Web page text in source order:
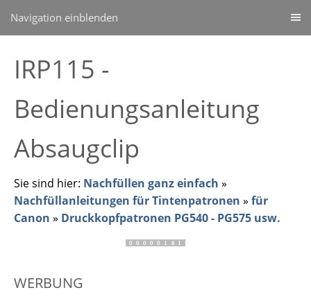
Navigation einblenden
IRP115 -
Bedienungsanleitung
Absaugclip
Sie sind hier: Nachfüllen ganz einfach »
Nachfüllanleitungen für Tintenpatronen » für
Canon » Druckkopfpatronen PG540 - PG575 usw.
WERBUNG